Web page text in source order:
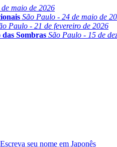
maio de 2026
São Paulo - 24 de maio de
Paulo - 21 de fevereiro de 2026
Sombras São Paulo - 15 de
Escreva seu nome em Japonês